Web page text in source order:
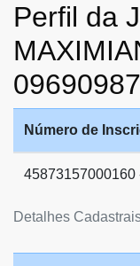
Perfil da
Detalhes
Número de
45873157000160